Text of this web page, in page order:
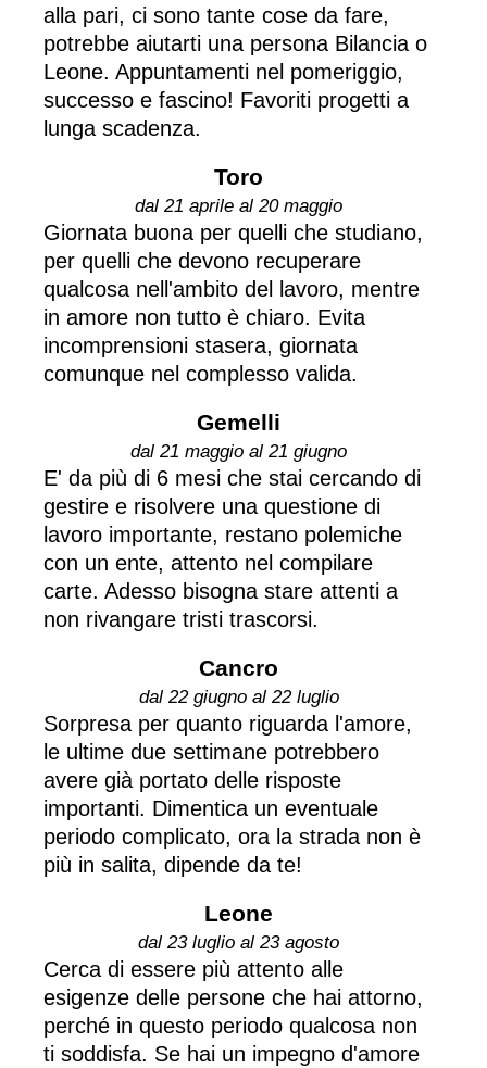
alla pari, ci sono tante cose da fare,
potrebbe aiutarti una persona Bilancia o
Leone. Appuntamenti nel pomeriggio,
successo e fascino! Favoriti progetti a
lunga scadenza.
Toro
dal 21 aprile al 20 maggio
Giornata buona per quelli che studiano,
per quelli che devono recuperare
qualcosa nell'ambito del lavoro, mentre
in amore non tutto è chiaro. Evita
incomprensioni stasera, giornata
comunque nel complesso valida.
Gemelli
dal 21 maggio al 21 giugno
E' da più di 6 mesi che stai cercando di
gestire e risolvere una questione di
lavoro importante, restano polemiche
con un ente, attento nel compilare
carte. Adesso bisogna stare attenti a
non rivangare tristi trascorsi.
Cancro
dal 22 giugno al 22 luglio
Sorpresa per quanto riguarda l'amore,
le ultime due settimane potrebbero
avere già portato delle risposte
importanti. Dimentica un eventuale
periodo complicato, ora la strada non è
più in salita, dipende da te!
Leone
dal 23 luglio al 23 agosto
Cerca di essere più attento alle
esigenze delle persone che hai attorno,
perché in questo periodo qualcosa non
ti soddisfa. Se hai un impegno d'amore